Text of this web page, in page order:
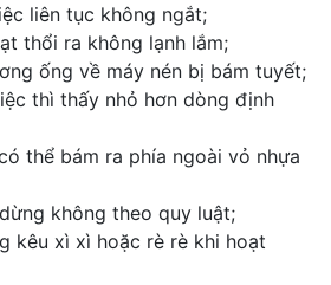
liên tục không ngắt;
thổi ra không lạnh lắm;
ống về máy nén bị bám tuyết;
thì thấy nhỏ hơn dòng định
thể bám ra phía ngoài vỏ nhựa
không theo quy luật;
kêu xì xì hoặc rè rè khi hoạt